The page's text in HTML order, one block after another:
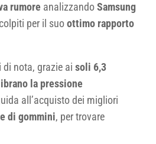
rumore analizzandoSamsung
per il suoottimo rapporto
nota, grazie ai soli 6,3
la pressione
all’acquisto dei migliori
di gommini, per trovare